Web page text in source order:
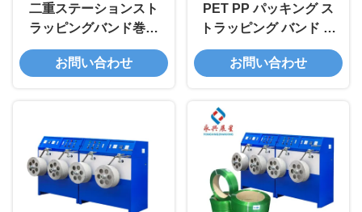
二重ステーションスト
ラッピングバンド巻き
込み機械 PETパッキン
グベルト巻き込み機械
お問い合わせ
PET PP パッキング ス
トラッピング バンド 巻
き込み 機械 150mm
お問い合わせ